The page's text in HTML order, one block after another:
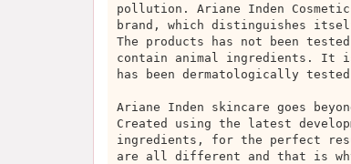
pollution. Ariane Inden
brand, which distinguishes
The products has not been
contain animal ingredients.
has been dermatologically
Ariane Inden skincare goes
Created using the latest
ingredients, for the perfect
are all different and that is